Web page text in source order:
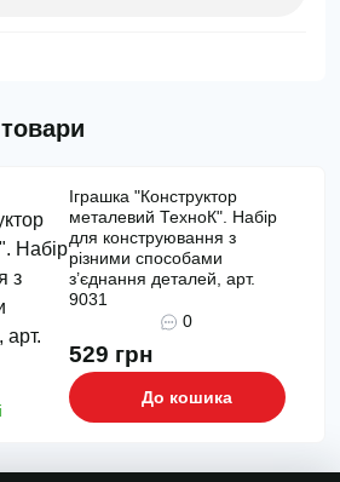
Іграшка "Конструктор
металевий ТехноК". Набір
для конструювання з
різними способами
з’єднання деталей, арт.
9031
0
529 грн
До кошика